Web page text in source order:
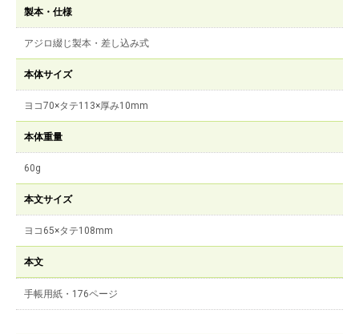
製本・仕様
アジロ綴じ製本・差し込み式
本体サイズ
ヨコ70×タテ113×厚み10mm
本体重量
60g
本文サイズ
ヨコ65×タテ108mm
本文
手帳用紙・176ページ